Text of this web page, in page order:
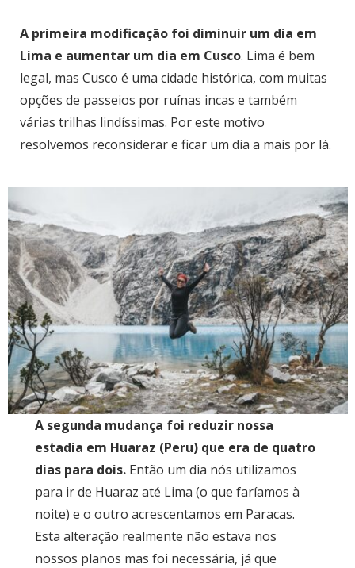
A primeira modificação foi diminuir um dia em
Lima e aumentar um dia em Cusco. Lima é bem
legal, mas Cusco é uma cidade histórica, com muitas
opções de passeios por ruínas incas e também
várias trilhas lindíssimas. Por este motivo
resolvemos reconsiderar e ficar um dia a mais por lá.
A segunda mudança foi reduzir nossa
estadia em Huaraz (Peru) que era de quatro
dias para dois.Então um dia nós utilizamos
para ir de Huaraz até Lima (o que faríamos à
noite) e o outro acrescentamos em Paracas.
Esta alteração realmente não estava nos
nossos planos mas foi necessária, já que